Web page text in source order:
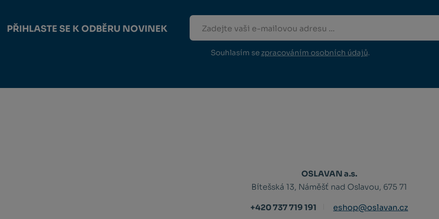
PŘIHLASTE SE K ODBĚRU NOVINEK
Souhlasím se zpracováním osobních údajů.
OSLAVAN a.s.
Bítešská 13, Náměšť nad Oslavou, 675 71
+420 737 719 191
eshop@oslavan.cz